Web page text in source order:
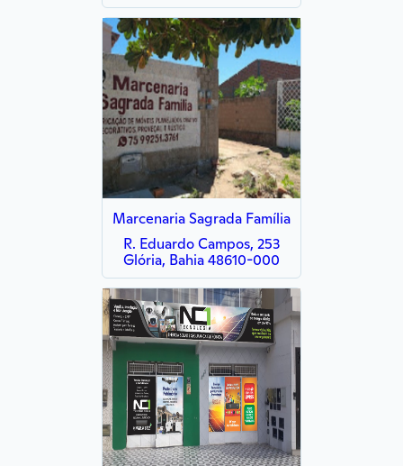
Marcenaria Sagrada Família
R. Eduardo Campos, 253
Glória, Bahia 48610-000